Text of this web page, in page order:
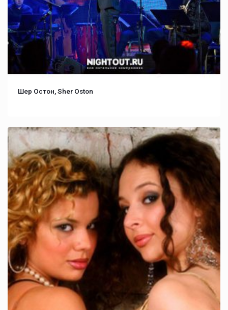
Шер Остон, Sher Oston